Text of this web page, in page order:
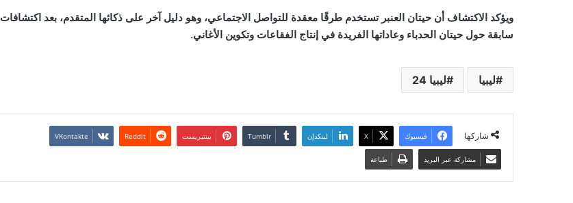
ويؤكد الاكتشاف أن حيتان العنبر تستخدم طرقًا معقدة للتواصل الاجتماعي، وهو دليل آخر على ذكائها المتقدم، بعد اكتشافات
سابقة حول حيتان الحدباء وعاداتها الفريدة في إنتاج الفقاعات وتكوين الأغاني.
ليبيا ليبيا 24
شاركها فيسبوك ‫X لينكدإن بينتيريست
مشاركة عبر البريد طباعة